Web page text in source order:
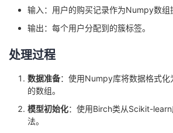
输入：用户的购买记录作为Numpy数组
输出：每个用户分配到的簇标签。
处理过程
数据准备：使用Numpy库将数据格式
的数组。
模型初始化：使用Birch类从Scikit-
法。